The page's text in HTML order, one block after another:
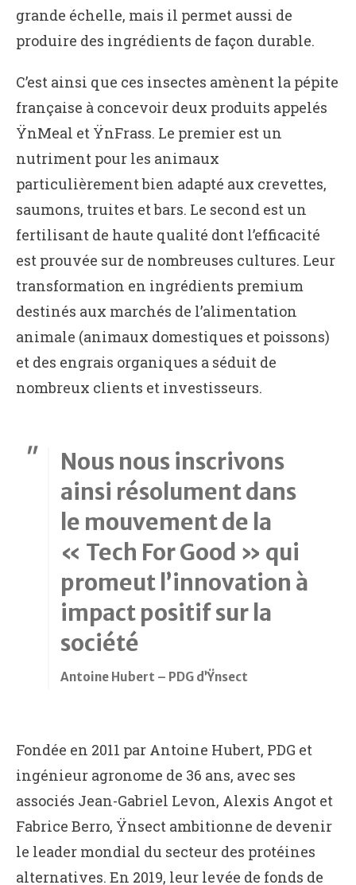
grande échelle, mais il permet aussi de
produire des ingrédients de façon durable.
C’est ainsi que ces insectes amènent la pépite
française à concevoir deux produits appelés
ŸnMeal et ŸnFrass. Le premier est un
nutriment pour les animaux
particulièrement bien adapté aux crevettes,
saumons, truites et bars. Le second est un
fertilisant de haute qualité dont l’efficacité
est prouvée sur de nombreuses cultures. Leur
transformation en ingrédients premium
destinés aux marchés de l’alimentation
animale (animaux domestiques et poissons)
et des engrais organiques a séduit de
nombreux clients et investisseurs.
Nous nous inscrivons
ainsi résolument dans
le mouvement de la
« Tech For Good » qui
promeut l’innovation à
impact positif sur la
société
Antoine Hubert – PDG d’Ÿnsect
Fondée en 2011 par Antoine Hubert, PDG et
ingénieur agronome de 36 ans, avec ses
associés Jean-Gabriel Levon, Alexis Angot et
Fabrice Berro, Ÿnsect ambitionne de devenir
le leader mondial du secteur des protéines
alternatives. En 2019, leur levée de fonds de